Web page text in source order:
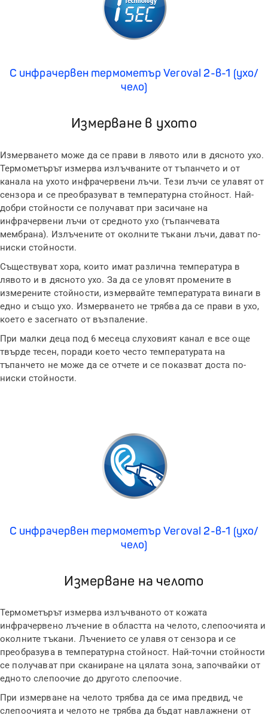
Измерване в ухото
С инфрачервен термометър Veroval 2-в-1 (ухо/
чело)
Измерването може да се прави в лявото или в дясното ухо.
Термометърът измерва излъчваните от тъпанчето и от
канала на ухото инфрачервени лъчи. Тези лъчи се улавят от
сензора и се преобразуват в температурна стойност. Най-
добри стойности се получават при засичане на
инфрачервени лъчи от средното ухо (тъпанчевата
мембрана). Излъчените от околните тъкани лъчи, дават по-
ниски стойности.
Съществуват хора, които имат различна температура в
лявото и в дясното ухо. За да се уловят промените в
измерените стойности, измервайте температурата винаги в
едно и също ухо. Измерването не трябва да се прави в ухо,
което е засегнато от възпаление.
При малки деца под 6 месеца слуховият канал е все още
твърде тесен, поради което често температурата на
тъпанчето не може да се отчете и се показват доста по-
ниски стойности.
Измерване на челото
С инфрачервен термометър Veroval 2-в-1 (ухо/
чело)
Термометърът измерва излъчваното от кожата
инфрачервено лъчение в областта на челото, слепоочията и
околните тъкани. Лъчението се улавя от сензора и се
преобразува в температурна стойност. Най-точни стойности
се получават при сканиране на цялата зона, започвайки от
едното слепоочие до другото слепоочие.
При измерване на челото трябва да се има предвид, че
слепоочията и челото не трябва да бъдат навлажнени от